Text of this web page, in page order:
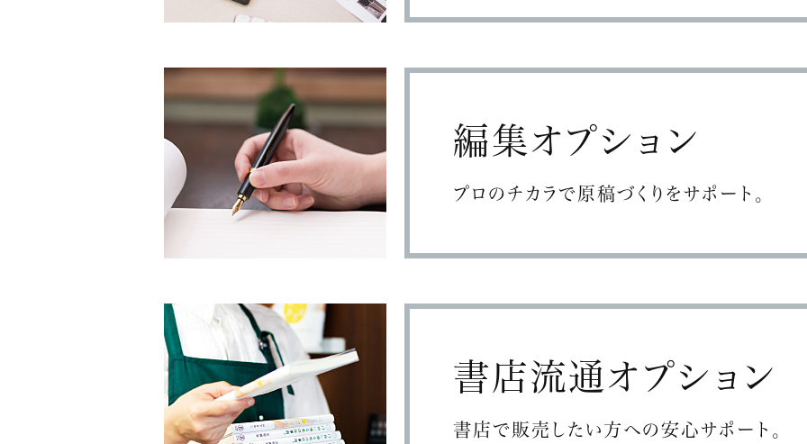
編集オプション
プロのチカラで原稿づくりをサポート。
書店流通オプション
書店で販売したい方への安心サポート。